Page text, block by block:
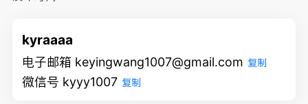
kyraaaa
电子邮箱 keyingwang1007@gmail.com 复制
微信号 kyyy1007 复制